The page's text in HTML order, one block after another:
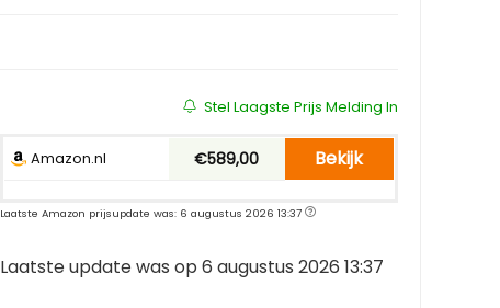
Stel Laagste Prijs Melding In
Amazon.nl €589,00 Bekijk
Laatste Amazon prijsupdate was: 6 augustus 2026 13:37
Laatste update was op 6 augustus 2026 13:37